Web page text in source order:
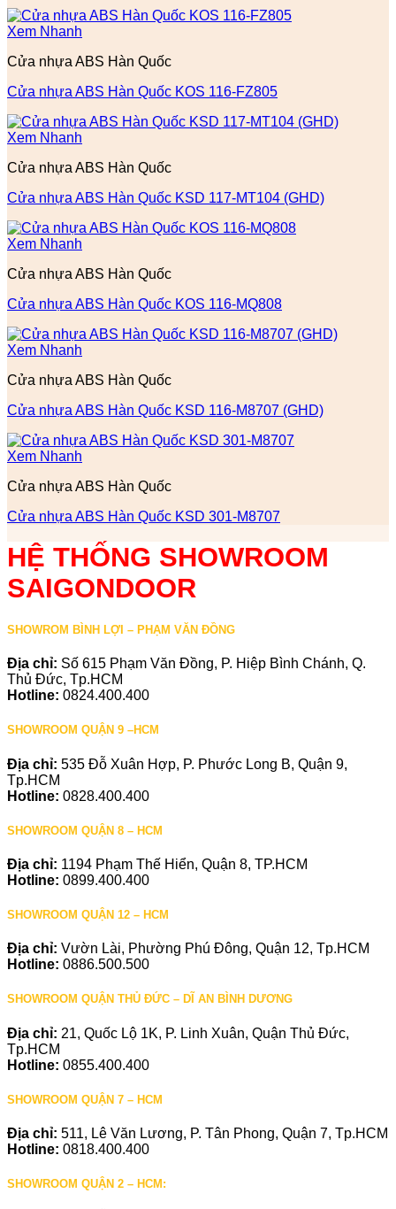
Xem Nhanh
Cửa nhựa ABS Hàn Quốc
Cửa nhựa ABS Hàn Quốc KOS 116-FZ805
Xem Nhanh
Cửa nhựa ABS Hàn Quốc
Cửa nhựa ABS Hàn Quốc KSD 117-MT104 (GHD)
Xem Nhanh
Cửa nhựa ABS Hàn Quốc
Cửa nhựa ABS Hàn Quốc KOS 116-MQ808
Xem Nhanh
Cửa nhựa ABS Hàn Quốc
Cửa nhựa ABS Hàn Quốc KSD 116-M8707 (GHD)
Xem Nhanh
Cửa nhựa ABS Hàn Quốc
Cửa nhựa ABS Hàn Quốc KSD 301-M8707
HỆ THỐNG SHOWROOM
SAIGONDOOR
SHOWROM BÌNH LỢI – PHẠM VĂN ĐỒNG
Địa chỉ: Số 615 Phạm Văn Đồng, P. Hiệp Bình Chánh, Q.
Thủ Đức, Tp.HCM
Hotline: 0824.400.400
SHOWROOM QUẬN 9 –HCM
Địa chỉ: 535 Đỗ Xuân Hợp, P. Phước Long B, Quận 9,
Tp.HCM
Hotline: 0828.400.400
SHOWROOM QUẬN 8 – HCM
Địa chỉ: 1194 Phạm Thế Hiển, Quận 8, TP.HCM
Hotline: 0899.400.400
SHOWROOM QUẬN 12 – HCM
Địa chỉ: Vườn Lài, Phường Phú Đông, Quận 12, Tp.HCM
Hotline: 0886.500.500
SHOWROOM QUẬN THỦ ĐỨC – DĨ AN BÌNH DƯƠNG
Địa chỉ: 21, Quốc Lộ 1K, P. Linh Xuân, Quận Thủ Đức,
Tp.HCM
Hotline: 0855.400.400
SHOWROOM QUẬN 7 – HCM
Địa chỉ: 511, Lê Văn Lương, P. Tân Phong, Quận 7, Tp.HCM
Hotline: 0818.400.400
SHOWROOM QUẬN 2 – HCM: